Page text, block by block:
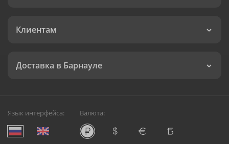
Клиентам
Доставка в Барнауле
Язык интерфейса: Валюта: